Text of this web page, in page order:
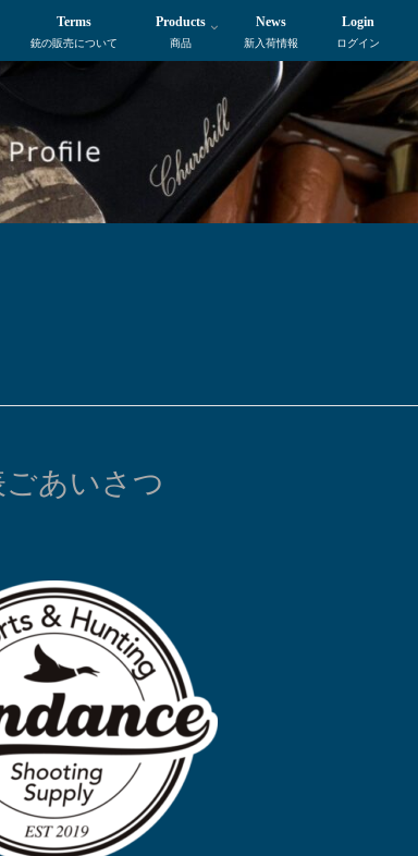
Terms
銃の販売について
Products
商品
News
新入荷情報
Login
ログイン
あいさつ